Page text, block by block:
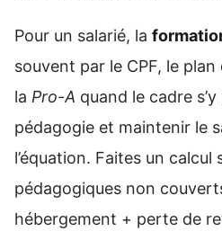
Pour un salarié, la
souvent par le CPF, le
la Pro-A quand le cadre
pédagogie et maintenir le
l’équation. Faites un calcul
pédagogiques non
hébergement + perte de